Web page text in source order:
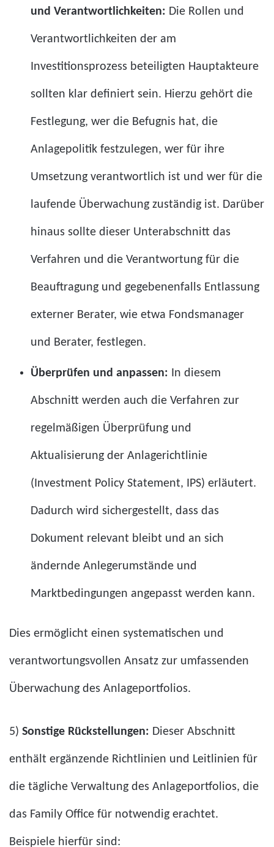
und Verantwortlichkeiten: Die Rollen und
Verantwortlichkeiten der am
Investitionsprozess beteiligten Hauptakteure
sollten klar definiert sein. Hierzu gehört die
Festlegung, wer die Befugnis hat, die
Anlagepolitik festzulegen, wer für ihre
Umsetzung verantwortlich ist und wer für die
laufende Überwachung zuständig ist. Darüber
hinaus sollte dieser Unterabschnitt das
Verfahren und die Verantwortung für die
Beauftragung und gegebenenfalls Entlassung
externer Berater, wie etwa Fondsmanager
und Berater, festlegen.
Überprüfen und anpassen: In diesem
Abschnitt werden auch die Verfahren zur
regelmäßigen Überprüfung und
Aktualisierung der Anlagerichtlinie
(Investment Policy Statement, IPS) erläutert.
Dadurch wird sichergestellt, dass das
Dokument relevant bleibt und an sich
ändernde Anlegerumstände und
Marktbedingungen angepasst werden kann.
Dies ermöglicht einen systematischen und
verantwortungsvollen Ansatz zur umfassenden
Überwachung des Anlageportfolios.
5) Sonstige Rückstellungen: Dieser Abschnitt
enthält ergänzende Richtlinien und Leitlinien für
die tägliche Verwaltung des Anlageportfolios, die
das Family Office für notwendig erachtet.
Beispiele hierfür sind: